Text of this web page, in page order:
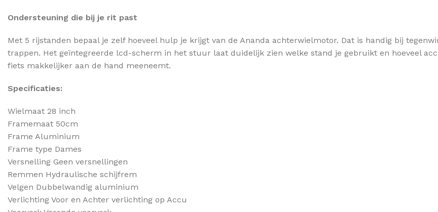
Ondersteuning die bij je rit past
Met 5 rijstanden bepaal je zelf hoeveel hulp je krijgt van de Ananda achterwielmotor. Dat is handig bij
trappen. Het geïntegreerde lcd-scherm in het stuur laat duidelijk zien welke stand je gebruikt en hoeveel
fiets makkelijker aan de hand meeneemt.
Specificaties:
Wielmaat 28 inch
Framemaat 50cm
Frame Aluminium
Frame type Dames
Versnelling Geen versnellingen
Remmen Hydraulische schijfrem
Velgen Dubbelwandig aluminium
Verlichting Voor en Achter verlichting op Accu